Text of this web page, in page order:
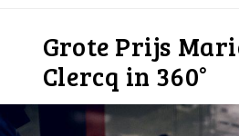
Grote Prijs
Clercq in 360°